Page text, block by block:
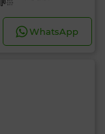
WhatsApp